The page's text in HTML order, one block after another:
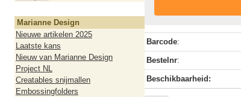
Marianne Design
Nieuwe artikelen 2025
Laatste kans
Nieuw van Marianne Design
Project NL
Creatables snijmallen
Embossingfolders
Barcode:
Bestelnr:
Beschikbaarheid: